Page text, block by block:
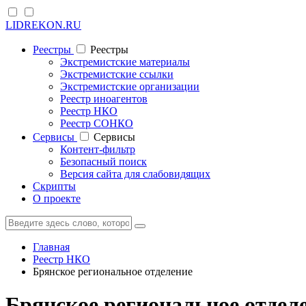
LIDREKON.RU
Реестры
Реестры
Экстремистские материалы
Экстремистские ссылки
Экстремистские организации
Реестр иноагентов
Реестр НКО
Реестр СОНКО
Cервисы
Cервисы
Контент-фильтр
Безопасный поиск
Версия сайта для слабовидящих
Скрипты
О проекте
Главная
Реестр НКО
Брянское региональное отделение